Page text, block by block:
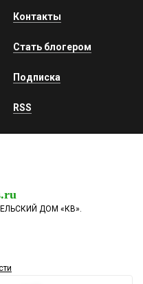
Контакты
Стать блогером
Подписка
RSS
ДОМ «КВ».